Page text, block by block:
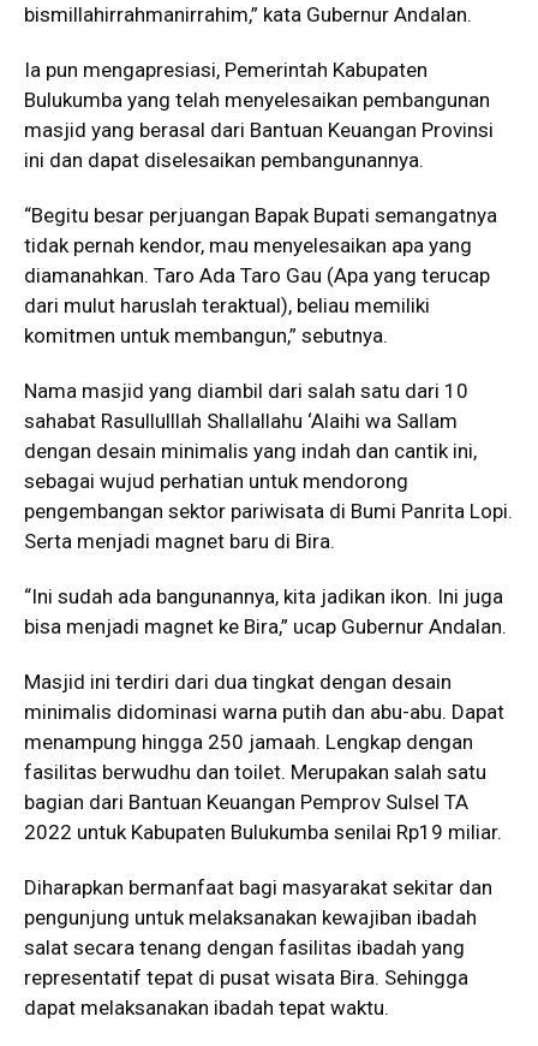
bismillahirrahmanirrahim,” kata Gubernur Andalan.
Ia pun mengapresiasi, Pemerintah Kabupaten
Bulukumba yang telah menyelesaikan pembangunan
masjid yang berasal dari Bantuan Keuangan Provinsi
ini dan dapat diselesaikan pembangunannya.
“Begitu besar perjuangan Bapak Bupati semangatnya
tidak pernah kendor, mau menyelesaikan apa yang
diamanahkan. Taro Ada Taro Gau (Apa yang terucap
dari mulut haruslah teraktual), beliau memiliki
komitmen untuk membangun,” sebutnya.
Nama masjid yang diambil dari salah satu dari 10
sahabat Rasullulllah Shallallahu ‘Alaihi wa Sallam
dengan desain minimalis yang indah dan cantik ini,
sebagai wujud perhatian untuk mendorong
pengembangan sektor pariwisata di Bumi Panrita Lopi.
Serta menjadi magnet baru di Bira.
“Ini sudah ada bangunannya, kita jadikan ikon. Ini juga
bisa menjadi magnet ke Bira,” ucap Gubernur Andalan.
Masjid ini terdiri dari dua tingkat dengan desain
minimalis didominasi warna putih dan abu-abu. Dapat
menampung hingga 250 jamaah. Lengkap dengan
fasilitas berwudhu dan toilet. Merupakan salah satu
bagian dari Bantuan Keuangan Pemprov Sulsel TA
2022 untuk Kabupaten Bulukumba senilai Rp19 miliar.
Diharapkan bermanfaat bagi masyarakat sekitar dan
pengunjung untuk melaksanakan kewajiban ibadah
salat secara tenang dengan fasilitas ibadah yang
representatif tepat di pusat wisata Bira. Sehingga
dapat melaksanakan ibadah tepat waktu.